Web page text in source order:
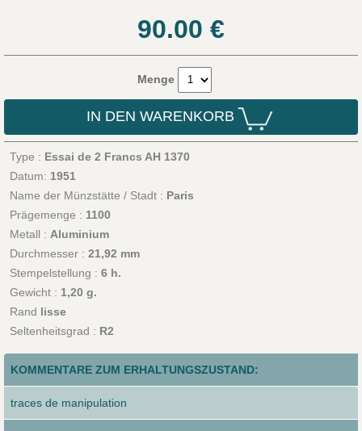
90.00 €
Menge
IN DEN WARENKORB
Type : Essai de 2 Francs AH 1370
Datum: 1951
Name der Münzstätte / Stadt : Paris
Prägemenge : 1100
Metall : Aluminium
Durchmesser : 21,92 mm
Stempelstellung : 6 h.
Gewicht : 1,20 g.
Rand lisse
Seltenheitsgrad : R2
KOMMENTARE ZUM ERHALTUNGSZUSTAND:
traces de manipulation